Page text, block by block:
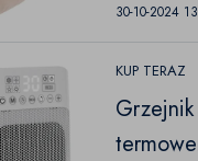
30-10-2024
KUP TERAZ